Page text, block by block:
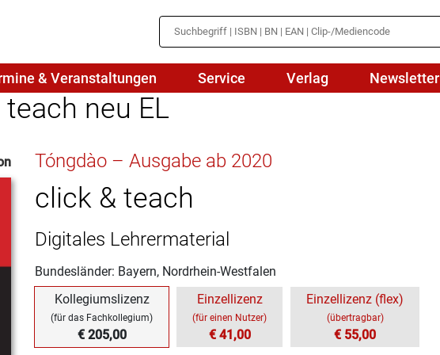
Medienbildung
Naturwissenschaften/NuT
Physik
Politik
Religion
Spanisch
& Veranstaltungen Service Verlag Newsletter
neu EL
Tóngdào – Ausgabe ab 2020
click & teach
Digitales Lehrermaterial
Bundesländer: Bayern, Nordrhein-Westfalen
Kollegiumslizenz
(für das Fachkollegium)
€ 205,00
Einzellizenz
(für einen Nutzer)
€ 41,00
Einzellizenz (flex)
(übertragbar)
€ 55,00